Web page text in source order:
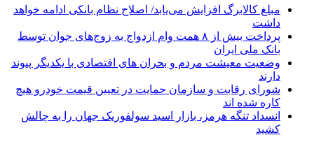
مبلغ کالابرگ افزایش می‌یابد/ اصلاح نظام بانکی ادامه خواهد
داشت
پرداخت بیش از ۸ همت وام ازدواج به زوج‌های جوان توسط
بانک ملی ایران
وضعیت معیشت مردم و بحران های اقتصادی با یکدیگر پیوند
دارند
شورای رقابت و سازمان حمایت در تعیین قیمت خودرو هیچ
کاره شده اند
انسداد تنگه هرمز، بازار اسید سولفوریک جهان را به چالش
کشید